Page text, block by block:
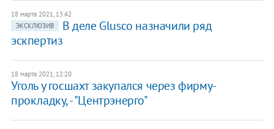
18 марта 2021, 13:42
ЭКСКЛЮЗИВ
В деле Glusco назначили ряд
эскпертиз
18 марта 2021, 12:20
Уголь у госшахт закупался через фирму-
прокладку, - "Центрэнерго"